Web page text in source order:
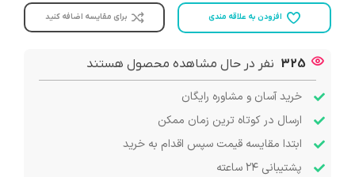
افزودن به علاقه مندی برای مقایسه اضافه کنید
325 نفر در حال مشاهده محصول هستند
خرید آسان و مشاوره رایگان
ارسال در کوتاه ترین زمان ممکن
ابتدا مقایسه قیمت سپس اقدام به خرید
پشتیبانی ۲۴ ساعته